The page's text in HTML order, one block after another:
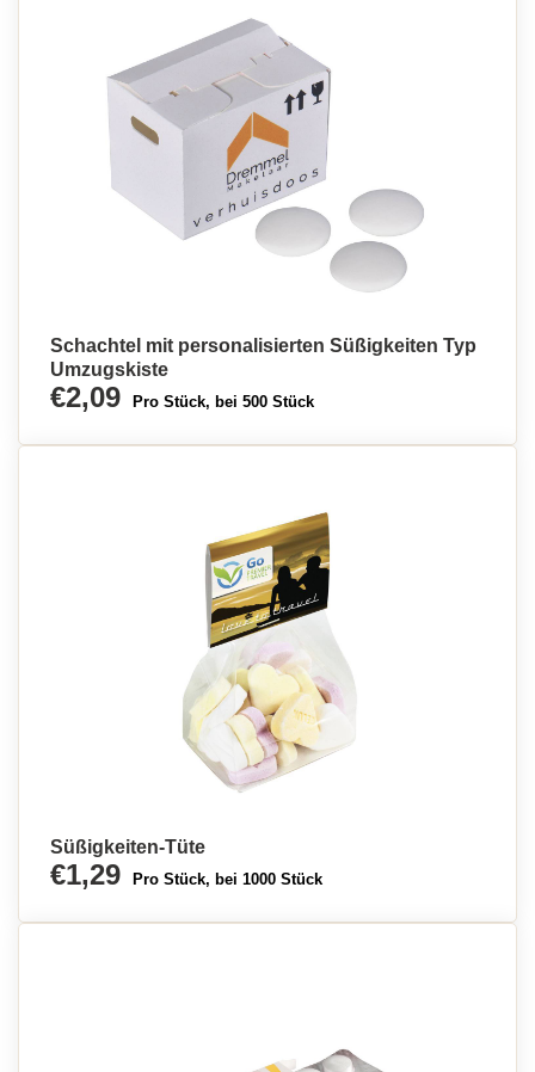
Schachtel mit personalisierten Süßigkeiten Typ
Umzugskiste
€2,09 Pro Stück, bei 500 Stück
Süßigkeiten-Tüte
€1,29 Pro Stück, bei 1000 Stück